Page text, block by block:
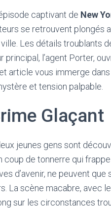
captivant de New
se retrouvent plongés
Les détails troublants
principal, l’agent Porter,
article vous immerge
et tension palpable.
Glaçant
jeunes gens sont
coup de tonnerre qui
d’avenir, ne peuvent
La scène macabre, avec
sur les circonstances